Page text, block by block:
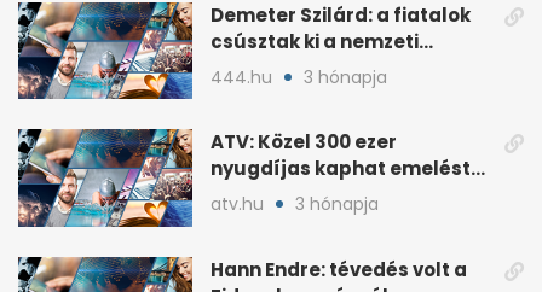
Demeter Szilárd: a fiatalok
csúsztak ki a nemzeti
kultúrából
444.hu 3 hónapja
ATV: Közel 300 ezer
nyugdíjas kaphat emelést
idén a Tisza terve szerint
atv.hu 3 hónapja
Hann Endre: tévedés volt a